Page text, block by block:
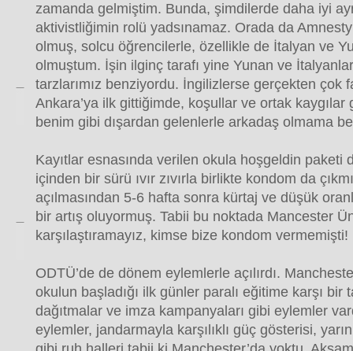
zamanda gelmiştim. Bunda, şimdilerde daha iyi
aktivistliğimin rolü yadsınamaz. Orada da
olmuş, solcu öğrencilerle, özellikle de İtalyan ve
olmuştum. İşin ilginç tarafı yine Yunan ve
tarzlarımız benziyordu. İngilizlerse gerçekten çok
Ankara’ya ilk gittiğimde, koşullar ve ortak
benim gibi dışardan gelenlerle arkadaş olmama
Kayıtlar esnasında verilen okula hoşgeldin paketi
içinden bir sürü ıvır zıvırla birlikte kondom da
açılmasından 5-6 hafta sonra kürtaj ve düşük
bir artış oluyormuş. Tabii bu noktada Mancester
karşılaştıramayız, kimse bize kondom vermemişti!
ODTÜ’de de dönem eylemlerle açılırdı.
okulun başladığı ilk günler paralı eğitime karşı bir
dağıtmalar ve imza kampanyaları gibi eylemler
eylemler, jandarmayla karşılıklı güç gösterisi,